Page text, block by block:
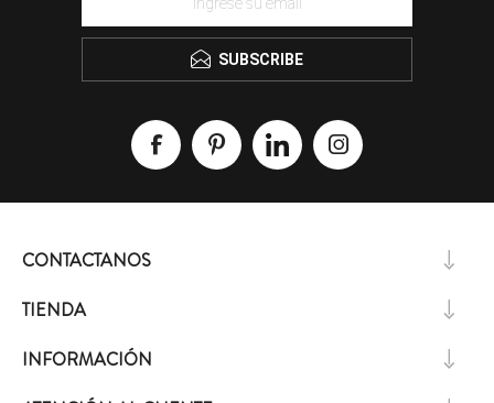
SUBSCRIBE
CONTACTANOS
TIENDA
INFORMACIÓN